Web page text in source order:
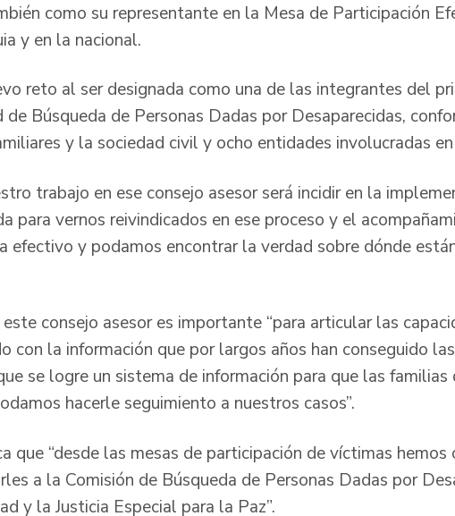
como su representante en la Mesa de Participación
y en la nacional.
reto al ser designada como una de las integrantes del
Búsqueda de Personas Dadas por Desaparecidas,
y la sociedad civil y ocho entidades involucradas
trabajo en ese consejo asesor será incidir en la
para vernos reivindicados en ese proceso y el
efectivo y podamos encontrar la verdad sobre dónde
consejo asesor es importante “para articular las
con la información que por largos años han conseguido
se logre un sistema de información para que las familias
hacerle seguimiento a nuestros casos”.
que “desde las mesas de participación de víctimas hemos
a la Comisión de Búsqueda de Personas Dadas por
y la Justicia Especial para la Paz”.